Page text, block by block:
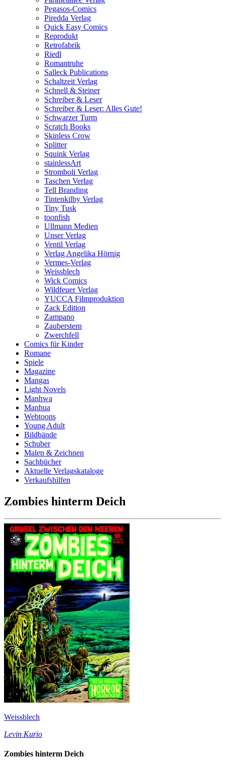
Pegasos-Comics
Piredda Verlag
Quick Easy Comics
Reprodukt
Retrofabrik
Riedl
Romantruhe
Salleck Publications
Schaltzeit Verlag
Schnell & Steiner
Schreiber & Leser
Schreiber & Leser: Alles Gute!
Schwarzer Turm
Scratch Books
Skinless Crow
Splitter
Squink Verlag
stainlessArt
Stromboli Verlag
Taschen Verlag
Tell Branding
Tintenkilby Verlag
Tiny Tusk
toonfish
Ullmann Medien
Unser Verlag
Ventil Verlag
Verlag Angelika Hörnig
Vermes-Verlag
Weissblech
Wick Comics
Wildfeuer Verlag
YUCCA Filmproduktion
Zack Edition
Zampano
Zauberstern
Zwerchfell
Comics für Kinder
Romane
Spiele
Magazine
Mangas
Light Novels
Manhwa
Manhua
Webtoons
Young Adult
Bildbände
Schuber
Malen & Zeichnen
Sachbücher
Aktuelle Verlagskataloge
Verkaufshilfen
Zombies hinterm Deich
Weissblech
Levin Kurio
Zombies hinterm Deich